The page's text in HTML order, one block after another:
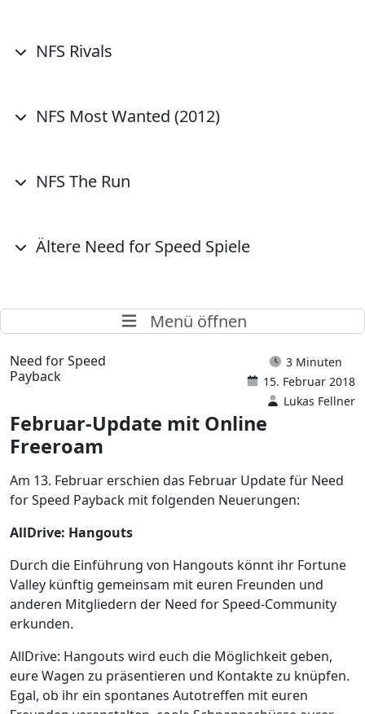
NFS Rivals
NFS Most Wanted (2012)
NFS The Run
Ältere Need for Speed Spiele
Menü öffnen
Need for Speed
Payback
3 Minuten
15. Februar 2018
Lukas Fellner
Februar-Update mit Online
Freeroam
Am 13. Februar erschien das Februar Update für Need
for Speed Payback mit folgenden Neuerungen:
AllDrive: Hangouts
Durch die Einführung von Hangouts könnt ihr Fortune
Valley künftig gemeinsam mit euren Freunden und
anderen Mitgliedern der Need for Speed-Community
erkunden.
AllDrive: Hangouts wird euch die Möglichkeit geben,
eure Wagen zu präsentieren und Kontakte zu knüpfen.
Egal, ob ihr ein spontanes Autotreffen mit euren